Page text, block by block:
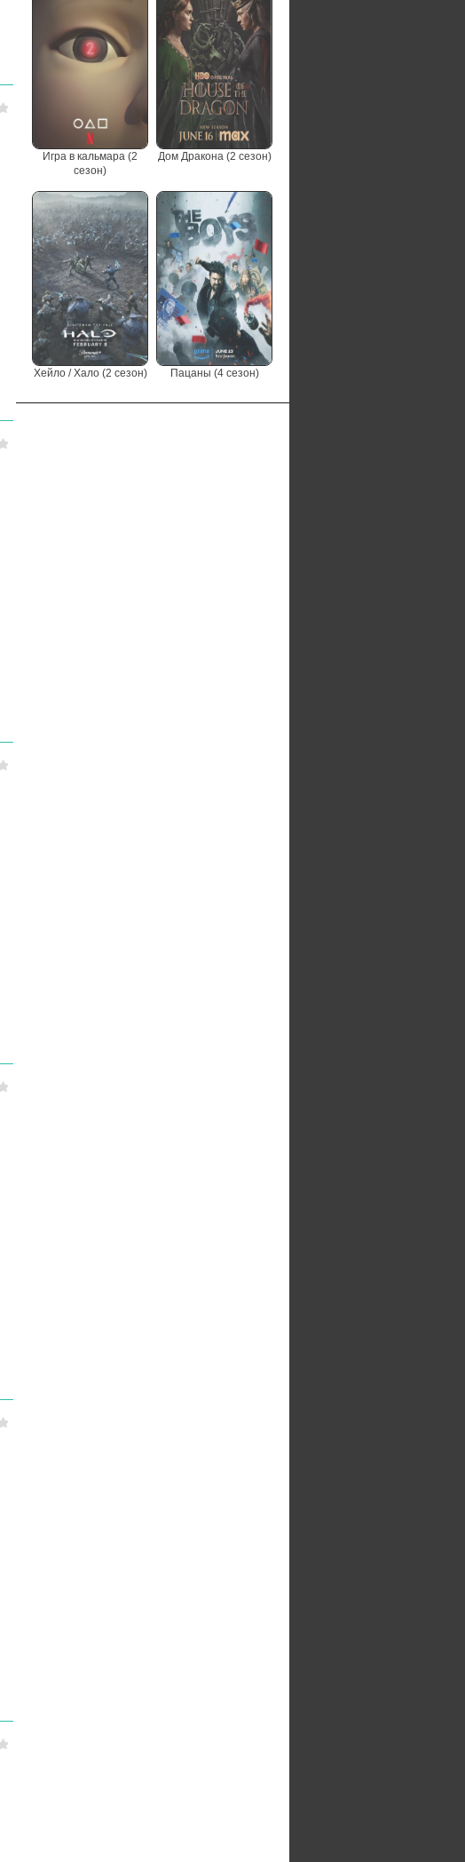
Игра в кальмара (2
сезон)
Дом Дракона (2 сезон)
Хейло / Хало (2 сезон) Пацаны (4 сезон)